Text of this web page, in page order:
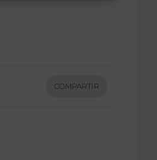
COMPARTIR